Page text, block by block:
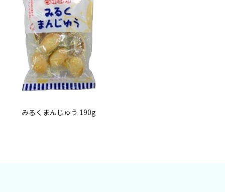
みるくまんじゅう 190g